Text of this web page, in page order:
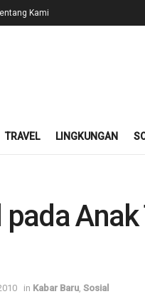
Kami
TRAVEL LINGKUNGAN
Anak
in Kabar Baru Sosial